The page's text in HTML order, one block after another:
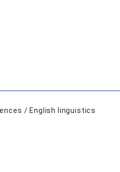
/ English linguistics